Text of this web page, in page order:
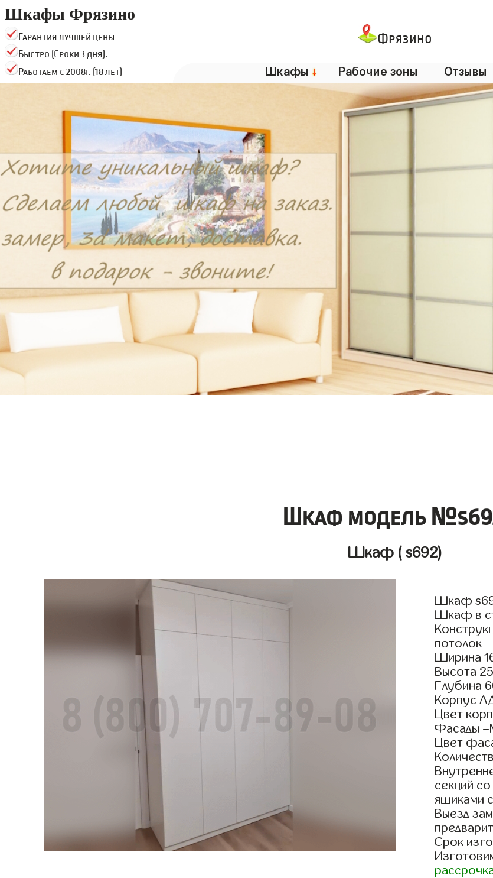
Шкафы Фрязино
Гарантия лучшей цены
Быстро (Сроки 3 дня).
Работаем с 2008г. (18 лет)
Фрязино
Шкафы ↓ Рабочие зоны Отзывы
Шкаф модель
Шкаф ( s692)
Шкаф
Шкаф в
потолок
Ширина
Высота
Глубина
Корпус
Цвет
Фасады
Цвет
секций
ящиками
Выезд
Срок